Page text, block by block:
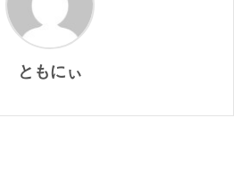
ともにぃ